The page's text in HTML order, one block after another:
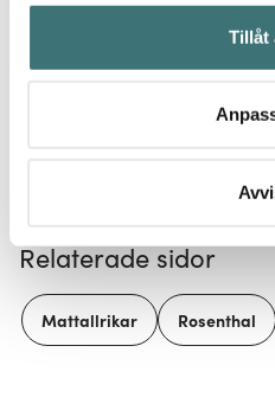
Samla in information om
kan ha en noggrannhet
Identifiera din enhet
Ta reda på mer om hur dina
Du kan ändra eller dra
Vi använder cookies för att
ska anpassas efter det som
gör också att vi kan
Tillåt
Låt dig
Relaterade sidor
Mattallrikar Rosenthal